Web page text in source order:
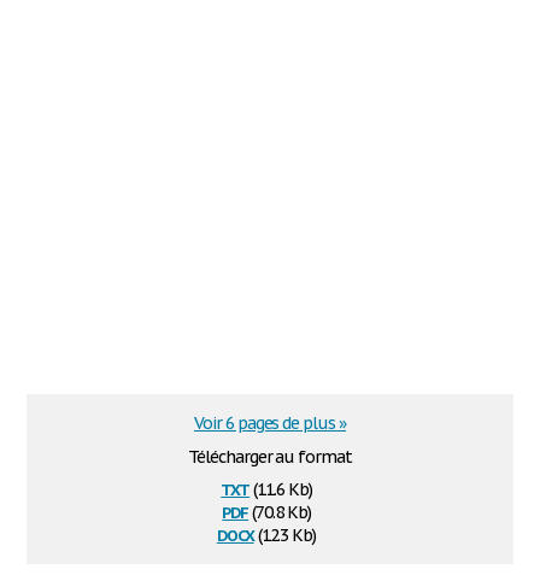
Télécharger au format
txt(11.6 Kb)
pdf(70.8 Kb)
docx(12.3 Kb)
Voir 6 pages de plus »